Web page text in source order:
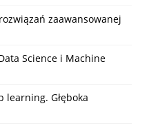
zaawansowanej
Science i Machine
learning. Głęboka